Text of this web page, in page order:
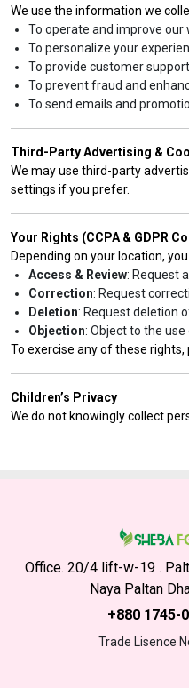
We use the information we
To operate and improve our
To personalize your
To provide customer support
To prevent fraud and
To send emails and
Third-Party Advertising &
We may use third-party
settings if you prefer.
Your Rights (CCPA & GDPR
Depending on your location,
Access & Review: Request
Correction: Request
Deletion: Request deletion
Objection: Object to the
To exercise any of these rights,
Children’s Privacy
We do not knowingly collect
Office. 20/4 lift-w-19 .
Naya Paltan
+880 1745-
Trade Lisence